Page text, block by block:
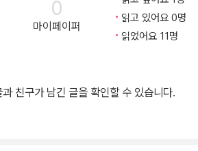
다 정작 자신이 원하는 것이 무엇인지 잊어
가를 비교하기 시작하면 무엇을 얻기는커녕
괴감에 시달리며 살게 될 것이다. 우리 사
으로 살아가고 있다. 객관적 기준은 자신
니며, 그렇다고 그것이 절대적으로 자신에
아니다. 그렇다면 진정한 행복, 참행복을
0
마이페이퍼
읽고 있어요 0명
읽었어요 11명
친구가 남긴 글을 확인할 수 있습니다.